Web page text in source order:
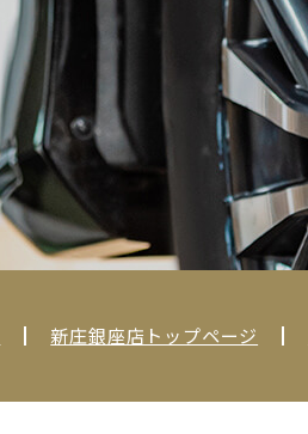
新庄銀座店トップページ